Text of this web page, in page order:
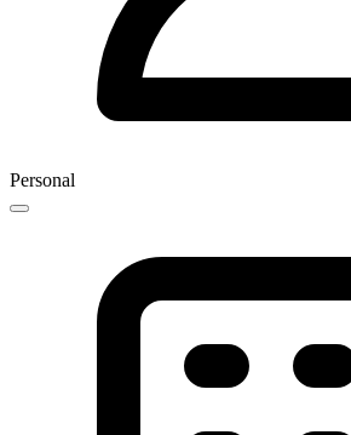
Personal